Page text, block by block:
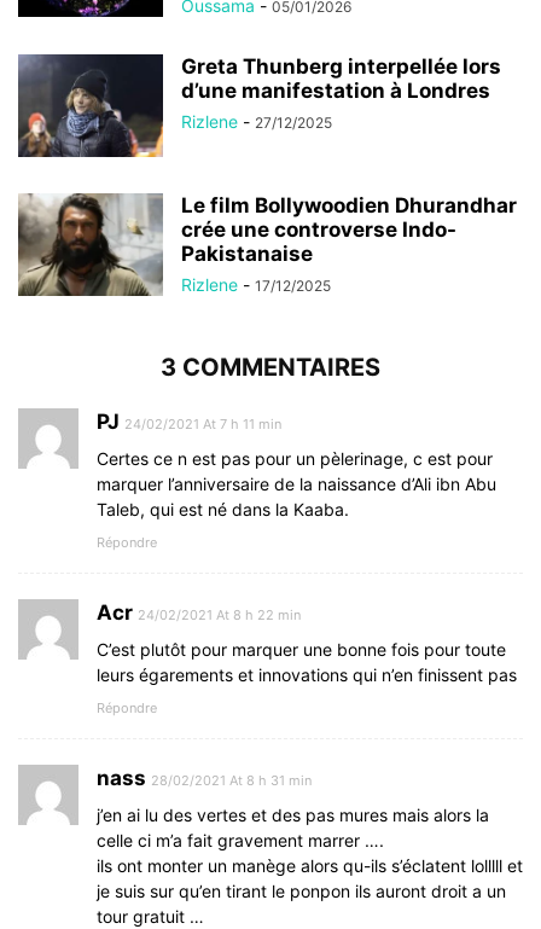
Oussama - 05/01/2026
Greta Thunberg interpellée lors
d’une manifestation à Londres
Rizlene - 27/12/2025
Le film Bollywoodien Dhurandhar
crée une controverse Indo-
Pakistanaise
Rizlene - 17/12/2025
3 COMMENTAIRES
PJ 24/02/2021 At 7 h 11 min
Certes ce n est pas pour un pèlerinage, c est pour
marquer l’anniversaire de la naissance d’Ali ibn Abu
Taleb, qui est né dans la Kaaba.
Répondre
Acr 24/02/2021 At 8 h 22 min
C’est plutôt pour marquer une bonne fois pour toute
leurs égarements et innovations qui n’en finissent pas
Répondre
nass 28/02/2021 At 8 h 31 min
j’en ai lu des vertes et des pas mures mais alors la
celle ci m’a fait gravement marrer ….
ils ont monter un manège alors qu-ils s’éclatent lolllll et
je suis sur qu’en tirant le ponpon ils auront droit a un
tour gratuit …